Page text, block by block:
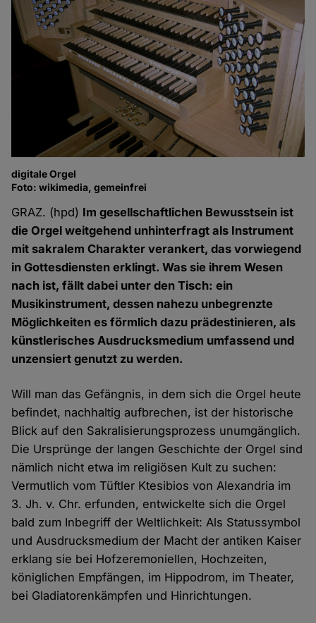
digitale Orgel
Foto: wikimedia, gemeinfrei
GRAZ. (hpd) Im gesellschaftlichen Bewusstsein ist
die Orgel weitgehend unhinterfragt als Instrument
mit sakralem Charakter verankert, das vorwiegend
in Gottesdiensten erklingt. Was sie ihrem Wesen
nach ist, fällt dabei unter den Tisch: ein
Musikinstrument, dessen nahezu unbegrenzte
Möglichkeiten es förmlich dazu prädestinieren, als
künstlerisches Ausdrucksmedium umfassend und
unzensiert genutzt zu werden.
Will man das Gefängnis, in dem sich die Orgel heute
befindet, nachhaltig aufbrechen, ist der historische
Blick auf den Sakralisierungsprozess unumgänglich.
Die Ursprünge der langen Geschichte der Orgel sind
nämlich nicht etwa im religiösen Kult zu suchen:
Vermutlich vom Tüftler Ktesibios von Alexandria im
3. Jh. v. Chr. erfunden, entwickelte sich die Orgel
bald zum Inbegriff der Weltlichkeit: Als Statussymbol
und Ausdrucksmedium der Macht der antiken Kaiser
erklang sie bei Hofzeremoniellen, Hochzeiten,
königlichen Empfängen, im Hippodrom, im Theater,
bei Gladiatorenkämpfen und Hinrichtungen.